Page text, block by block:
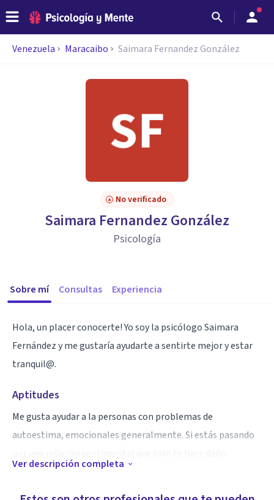
Venezuela Maracaibo Saimara Fernandez González
No verificado
Saimara Fernandez González
Psicología
Sobre mí Consultas Experiencia
Hola, un placer conocerte! Yo soy la psicólogo Saimara
Fernández y me gustaría ayudarte a sentirte mejor y estar
tranquil@.
Aptitudes
Me gusta ayudar a la personas con problemas de
autoestima, emocionales generalmente. Si estás pasando
Verdaderamente puedo ayudarte por cualquier cosa que
Ver descripción completa